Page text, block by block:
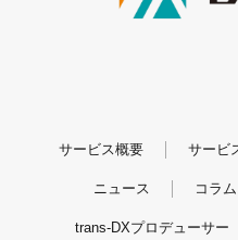
plus.jp/privacy_policy
電話：03-6822-7250
お問い合わせ：i@mov.am
サービス概要 サービ
ニュース コラム
trans-DXプロデューサー